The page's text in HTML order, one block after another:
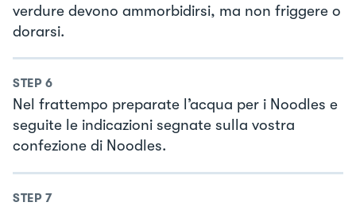
verdure devono ammorbidirsi, ma non friggere o
dorarsi.
STEP 6
Nel frattempo preparate l’acqua per i Noodles e
seguite le indicazioni segnate sulla vostra
confezione di Noodles.
STEP 7